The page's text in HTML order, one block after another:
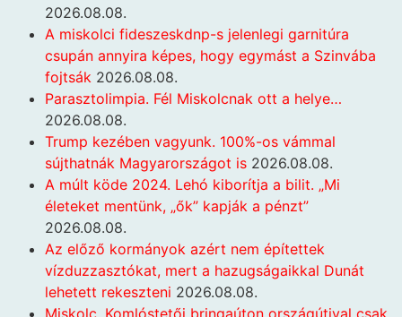
2026.08.08.
A miskolci fideszeskdnp-s jelenlegi garnitúra
csupán annyira képes, hogy egymást a Szinvába
fojtsák 2026.08.08.
Parasztolimpia. Fél Miskolcnak ott a helye…
2026.08.08.
Trump kezében vagyunk. 100%-os vámmal
sújthatnák Magyarországot is 2026.08.08.
A múlt köde 2024. Lehó kiborítja a bilit. „Mi
életeket mentünk, „ők” kapják a pénzt”
2026.08.08.
Az előző kormányok azért nem építettek
vízduzzasztókat, mert a hazugságaikkal Dunát
lehetett rekeszteni 2026.08.08.
Miskolc. Komlóstetői bringaúton országútival csak